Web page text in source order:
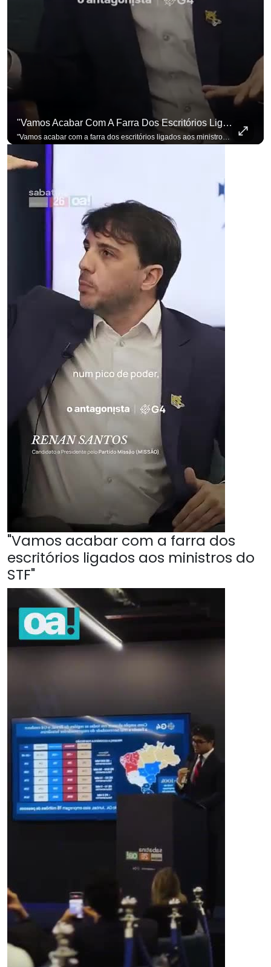
"Vamos Acabar Com A Farra Dos Escritórios Ligados Aos Ministros Do STF"
"Vamos acabar com a farra dos escritórios ligados aos ministros do STF". Essa foi a resposta de Renan Santos ao ser questionado sobre o Judiciário. Se você busca informação com credibilidade, inscreva-se agora e ative o
para não perder
"Vamos acabar com a farra dos
escritórios ligados aos ministros do
STF"